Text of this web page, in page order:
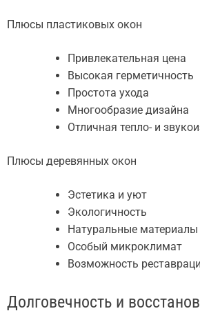
Плюсы пластиковых окон
Привлекательная цена
Высокая герметичность
Простота ухода
Многообразие дизайна
Отличная тепло- и
Плюсы деревянных окон
Эстетика и уют
Экологичность
Натуральные материалы
Особый микроклимат
Возможность
Долговечность и